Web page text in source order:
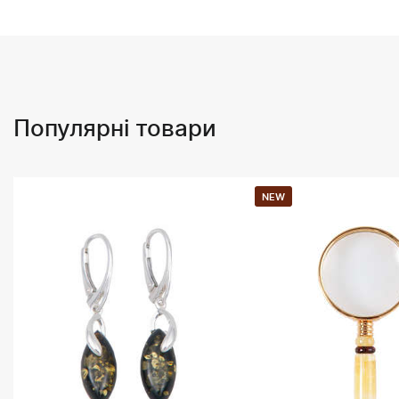
Популярні товари
NEW